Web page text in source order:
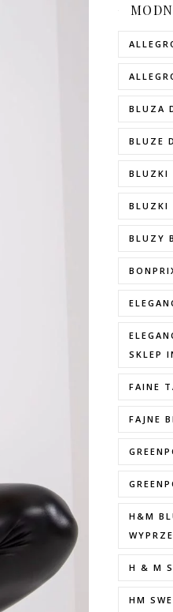
BLUZA
BLUZE
BLUZKI
BLUZKI
BLUZY
SKLEP
FAINE
FAJNE
H&M
H & M
HM